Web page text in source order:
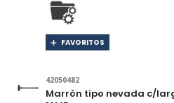
FAVORITOS
42050482
Marrón tipo nevada c/